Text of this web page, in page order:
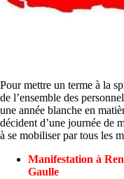
Pour mettre un terme à la
de l’ensemble des
une année blanche en
décident d’une journée de
à se mobiliser par tous les
Manifestation à
Gaulle